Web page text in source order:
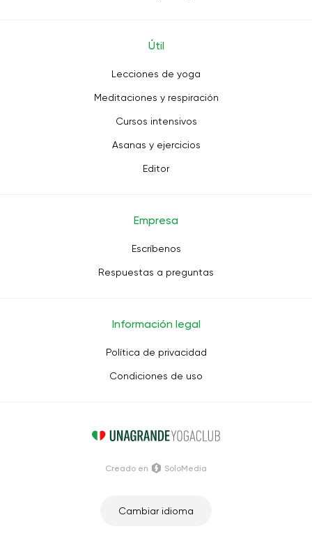
Útil
Lecciones de yoga
Meditaciones y respiración
Cursos intensivos
Asanas y ejercicios
Editor
Empresa
Escríbenos
Respuestas a preguntas
Información legal
Política de privacidad
Condiciones de uso
Cambiar idioma
Creado en SoloMedia